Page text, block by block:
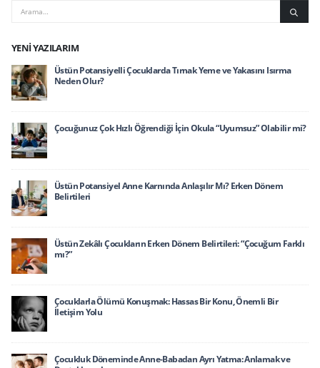
YENI YAZILARIM
Üstün Potansiyelli Çocuklarda Tırnak Yeme ve Yakasını Isırma
Neden Olur?
Çocuğunuz Çok Hızlı Öğrendiği İçin Okula “Uyumsuz” Olabilir mi?
Üstün Potansiyel Anne Karnında Anlaşılır Mı? Erken Dönem
Belirtileri
Üstün Zekâlı Çocukların Erken Dönem Belirtileri: “Çocuğum Farklı
mı?”
Çocuklarla Ölümü Konuşmak: Hassas Bir Konu, Önemli Bir
İletişim Yolu
Çocukluk Döneminde Anne-Babadan Ayrı Yatma: Anlamak ve